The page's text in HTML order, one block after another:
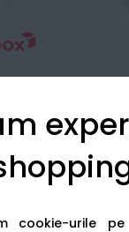
cookie-urile